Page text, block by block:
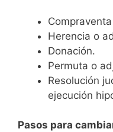
Herencia o
Donación.
Permuta o
Resolución
ejecución
Pasos para